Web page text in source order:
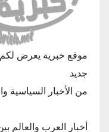
موقع خبرية يعرض لكم
جديد
من الأخبار السياسية
أخبار العرب والعالم